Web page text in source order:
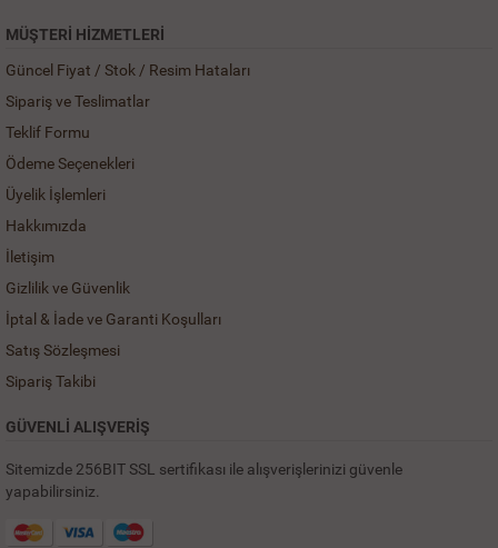
MÜŞTERI HIZMETLERI
Güncel Fiyat / Stok / Resim Hataları
Sipariş ve Teslimatlar
Teklif Formu
Ödeme Seçenekleri
Üyelik İşlemleri
Hakkımızda
İletişim
Gizlilik ve Güvenlik
İptal & İade ve Garanti Koşulları
Satış Sözleşmesi
Sipariş Takibi
GÜVENLİ ALIŞVERİŞ
Sitemizde 256BIT SSL sertifikası ile alışverişlerinizi güvenle
yapabilirsiniz.